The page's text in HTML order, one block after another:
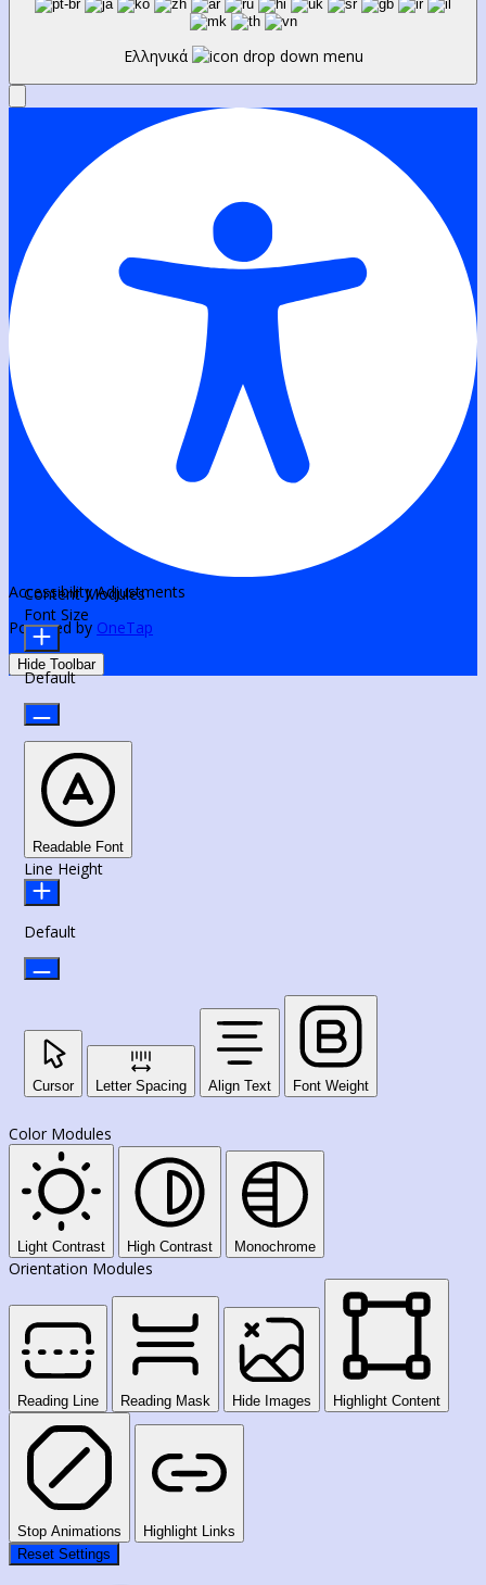
Ελληνικά
Accessibility Adjustments
Powered by OneTap
Hide Toolbar
Content Modules
Font Size
Default
Readable Font
Line Height
Default
Cursor Letter Spacing Align Text Font Weight
Color Modules
Light Contrast High Contrast Monochrome
Orientation Modules
Reading Line Reading Mask Hide Images Highlight Content
Stop Animations
Highlight Links
Reset Settings